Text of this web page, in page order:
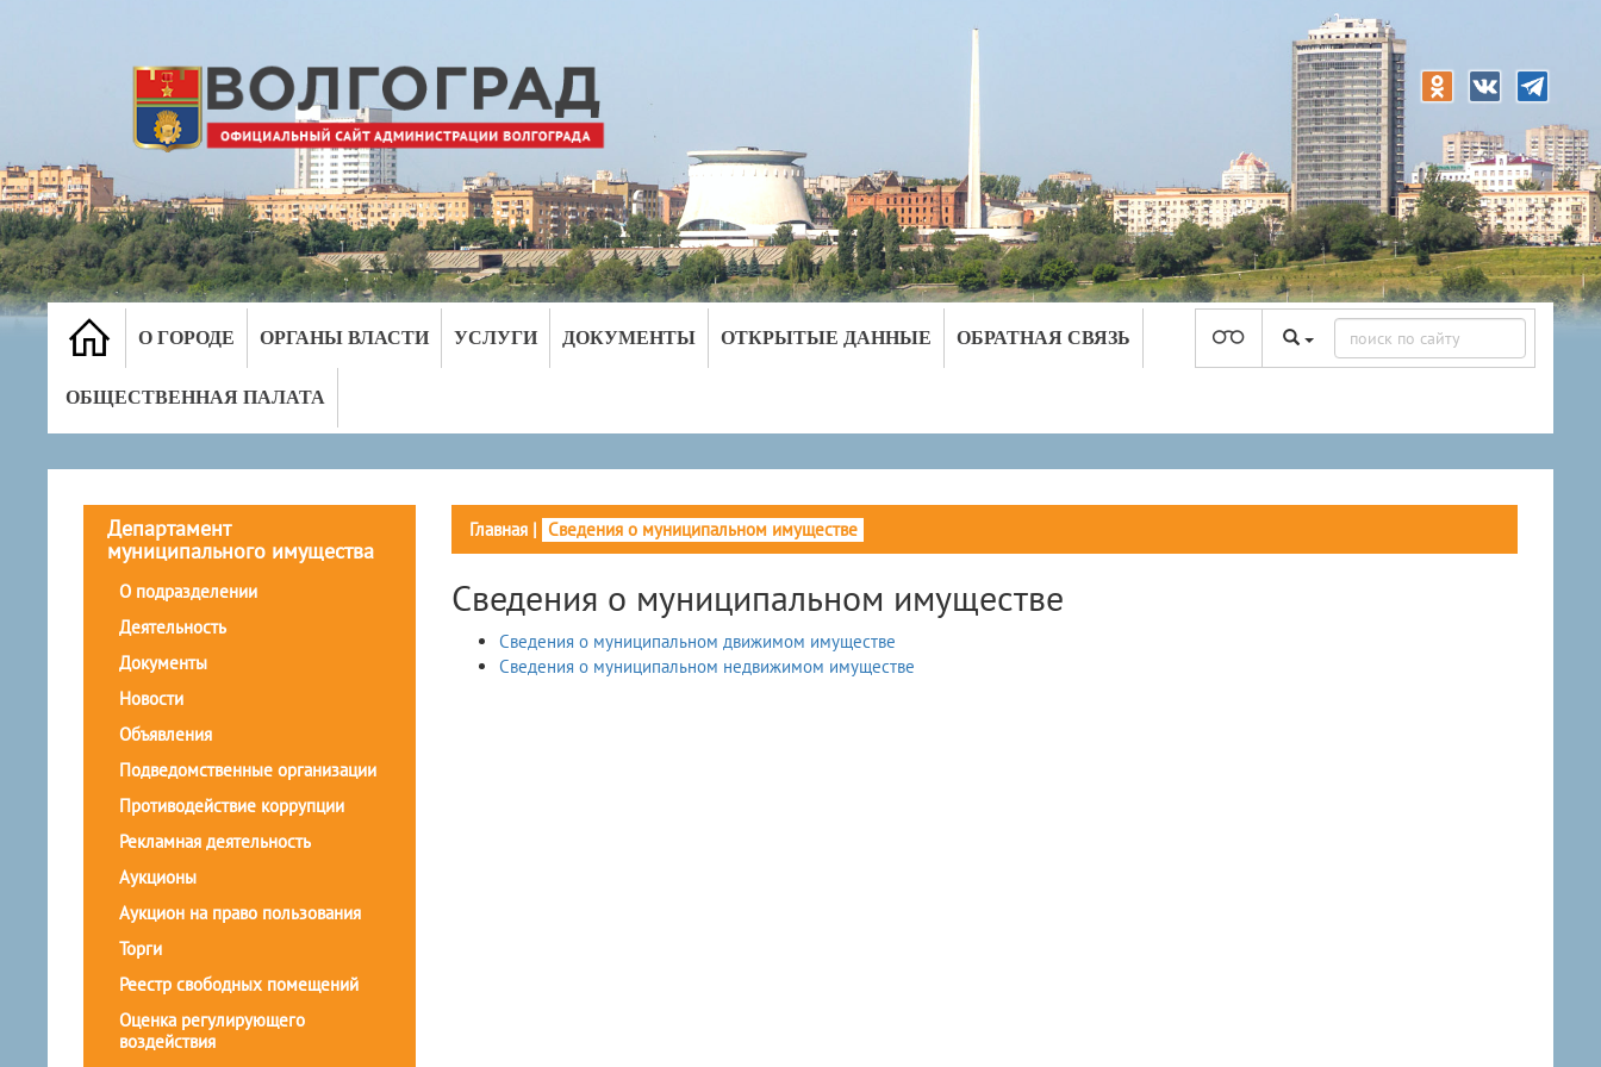
О ГОРОДЕ ОРГАНЫ ВЛАСТИ УСЛУГИ ДОКУМЕНТЫ ОТКРЫТЫЕ ДАННЫЕ ОБРАТНАЯ СВЯЗЬ
ОБЩЕСТВЕННАЯ ПАЛАТА
Департамент
муниципального имущества
О подразделении
Деятельность
Документы
Новости
Объявления
Подведомственные организации
Противодействие коррупции
Рекламная деятельность
Аукционы
Аукцион на право пользования
Торги
Реестр свободных помещений
Оценка регулирующего
воздействия
Главная| Сведения о муниципальном имуществе
Сведения о муниципальном имуществе
Сведения о муниципальном движимом имуществе
Сведения о муниципальном недвижимом имуществе